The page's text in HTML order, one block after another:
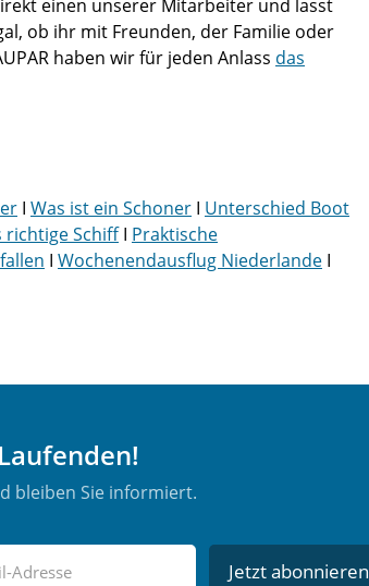
einen unserer Mitarbeiter und lasst
ob ihr mit Freunden, der Familie oder
haben wir für jeden Anlass das
I Was ist ein Schoner I Unterschied Boot
richtige SchiffI Praktische
I Wochenendausflug Niederlande I
bleiben Sie informiert.
Jetzt abonnieren